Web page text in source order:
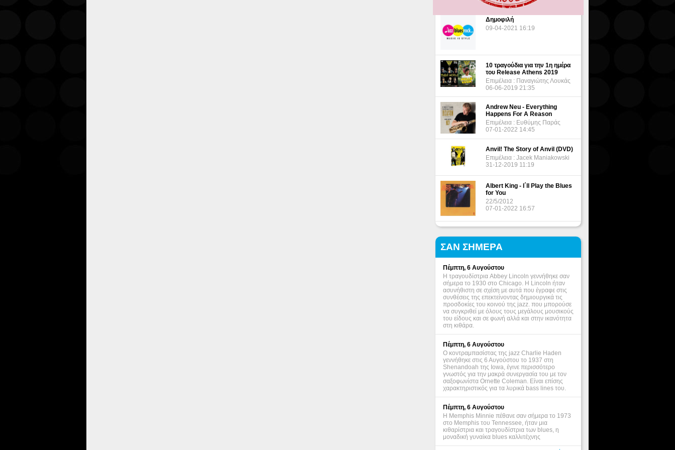
Δημοφιλή
09-04-2021 16:19
10 τραγούδια για την 1η ημέρα
του Release Athens 2019
Επιμέλεια : Παναγιώτης Λουκάς
06-06-2019 21:35
Andrew Neu - Everything
Happens For A Reason
Επιμέλεια : Ευθύμης Παράς
07-01-2022 14:45
Anvil! The Story of Anvil (DVD)
Επιμέλεια : Jacek Maniakowski
31-12-2019 11:19
Albert King - I΄ll Play the Blues
for You
22/5/2012
07-01-2022 16:57
ΣΑΝ ΣΗΜΕΡΑ
Πέμπτη, 6 Αυγούστου
Η τραγουδίστρια Abbey Lincoln γεννήθηκε σαν
σήμερα το 1930 στο Chicago. Η Lincoln ήταν
ασυνήθιστη σε σχέση με αυτά που έγραφε στις
συνθέσεις της επεκτείνοντας δημιουργικά τις
προσδοκίες του κοινού της jazz. που μπορούσε
να συγκριθεί με όλους τους μεγάλους μουσικούς
του είδους και σε φωνή αλλά και στην ικανότητα
στη κιθάρα.
Πέμπτη, 6 Αυγούστου
Ο κοντραμπασίστας της jazz Charlie Haden
γεννήθηκε στις 6 Αυγούστου το 1937 στη
Shenandoah της Iowa, έγινε περισσότερο
γνωστός για την μακρά συνεργασία του με τον
σαξοφωνίστα Ornette Coleman. Είναι επίσης
χαρακτηριστικός για τα λυρικά bass lines του.
Πέμπτη, 6 Αυγούστου
Η Memphis Minnie πέθανε σαν σήμερα το 1973
στο Memphis του Tennessee, ήταν μια
κιθαρίστρια και τραγουδίστρια των blues, η
μοναδική γυναίκα blues καλλιτέχνης